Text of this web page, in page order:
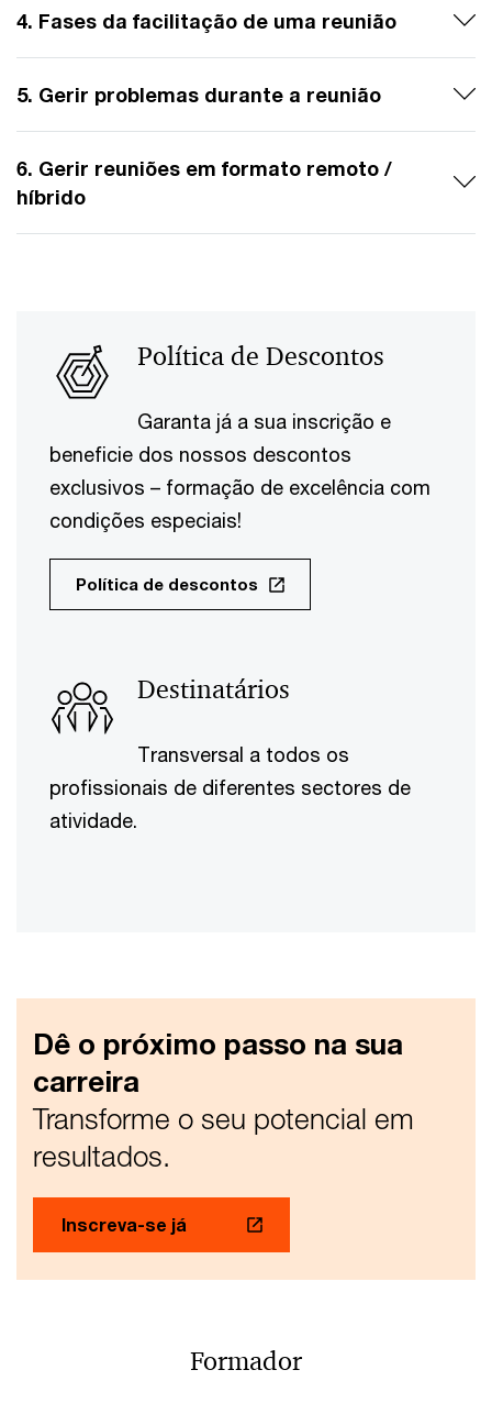
4. Fases da facilitação de uma reunião
5. Gerir problemas durante a reunião
6. Gerir reuniões em formato remoto /
híbrido
Política de Descontos
Garanta já a sua inscrição e
beneficie dos nossos descontos
exclusivos – formação de excelência com
condições especiais!
Política de descontos
Destinatários
Transversal a todos os
profissionais de diferentes sectores de
atividade.
Dê o próximo passo na sua
carreira
Transforme o seu potencial em
resultados.
Inscreva-se já
Formador